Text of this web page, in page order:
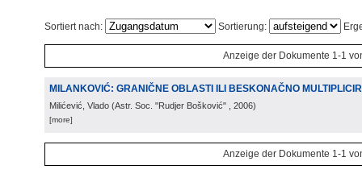
Sortiert nach: Sortierung:
Anzeige der Dokumente 1-1
MILANKOVIĆ: GRANIČNE OBLASTI ILI BESKONAČNO
Milićević, Vlado (Astr. Soc. "Rudjer Bošković" , 2006)
[more]
Anzeige der Dokumente 1-1